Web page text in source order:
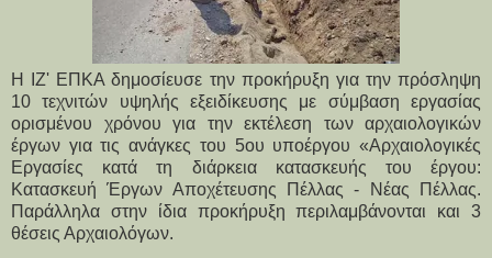
Η ΙΖ' ΕΠΚΑ δημοσίευσε την προκήρυξη για την πρόσληψη
10 τεχνιτών υψηλής εξειδίκευσης με σύμβαση εργασίας
ορισμένου χρόνου για την εκτέλεση των αρχαιολογικών
έργων για τις ανάγκες του 5ου υποέργου «Αρχαιολογικές
Εργασίες κατά τη διάρκεια κατασκευής του έργου:
Κατασκευή Έργων Αποχέτευσης Πέλλας - Νέας Πέλλας.
Παράλληλα στην ίδια προκήρυξη περιλαμβάνονται και 3
θέσεις Αρχαιολόγων.